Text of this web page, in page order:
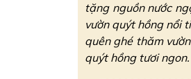
tặng nguồn nước
vườn quýt hồng nổi
quên ghé thăm vườn
quýt hồng tươi ngon.